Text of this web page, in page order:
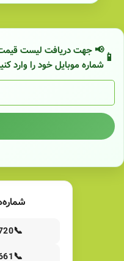
📢 جهت دریافت لیست قیمت
شماره موبایل خود را وارد
📞
📞